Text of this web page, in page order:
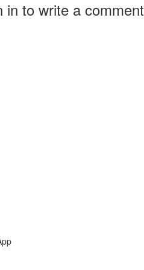
in to write a comment